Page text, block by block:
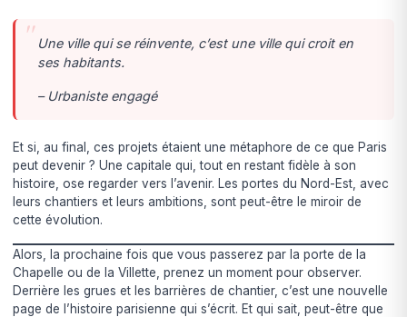
Une ville qui se réinvente, c’est une ville qui croit en
ses habitants.
– Urbaniste engagé
Et si, au final, ces projets étaient une métaphore de ce que Paris
peut devenir ? Une capitale qui, tout en restant fidèle à son
histoire, ose regarder vers l’avenir. Les portes du Nord-Est, avec
leurs chantiers et leurs ambitions, sont peut-être le miroir de
cette évolution.
Alors, la prochaine fois que vous passerez par la porte de la
Chapelle ou de la Villette, prenez un moment pour observer.
Derrière les grues et les barrières de chantier, c’est une nouvelle
page de l’histoire parisienne qui s’écrit. Et qui sait, peut-être que